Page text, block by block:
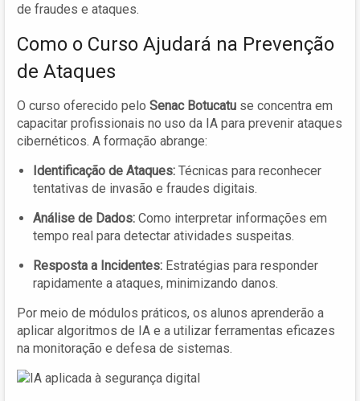
de fraudes e ataques.
Como o Curso Ajudará na Prevenção
de Ataques
O curso oferecido pelo Senac Botucatu se concentra em
capacitar profissionais no uso da IA para prevenir ataques
cibernéticos. A formação abrange:
Identificação de Ataques: Técnicas para reconhecer
tentativas de invasão e fraudes digitais.
Análise de Dados: Como interpretar informações em
tempo real para detectar atividades suspeitas.
Resposta a Incidentes: Estratégias para responder
rapidamente a ataques, minimizando danos.
Por meio de módulos práticos, os alunos aprenderão a
aplicar algoritmos de IA e a utilizar ferramentas eficazes
na monitoração e defesa de sistemas.